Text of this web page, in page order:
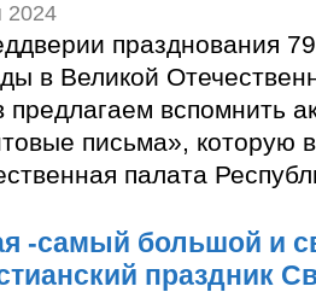
2024
празднования
в Великой
предлагаем вспомнить
письма», которую
палата
-самый большой и
праздник